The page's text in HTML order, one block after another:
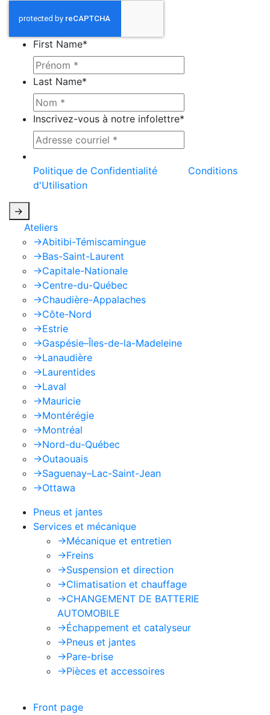
First Name*
Last Name*
Inscrivez-vous à notre infolettre*
Politique de Confidentialité
Conditions
d'Utilisation
->
Ateliers
->Abitibi-Témiscamingue
->Bas-Saint-Laurent
->Capitale-Nationale
->Centre-du-Québec
->Chaudière-Appalaches
->Côte-Nord
->Estrie
->Gaspésie–Îles-de-la-Madeleine
->Lanaudière
->Laurentides
->Laval
->Mauricie
->Montérégie
->Montréal
->Nord-du-Québec
->Outaouais
->Saguenay–Lac-Saint-Jean
->Ottawa
Pneus et jantes
Services et mécanique
->Mécanique et entretien
->Freins
->Suspension et direction
->Climatisation et chauffage
->CHANGEMENT DE BATTERIE
AUTOMOBILE
->Échappement et catalyseur
->Pneus et jantes
->Pare-brise
->Pièces et accessoires
Front page